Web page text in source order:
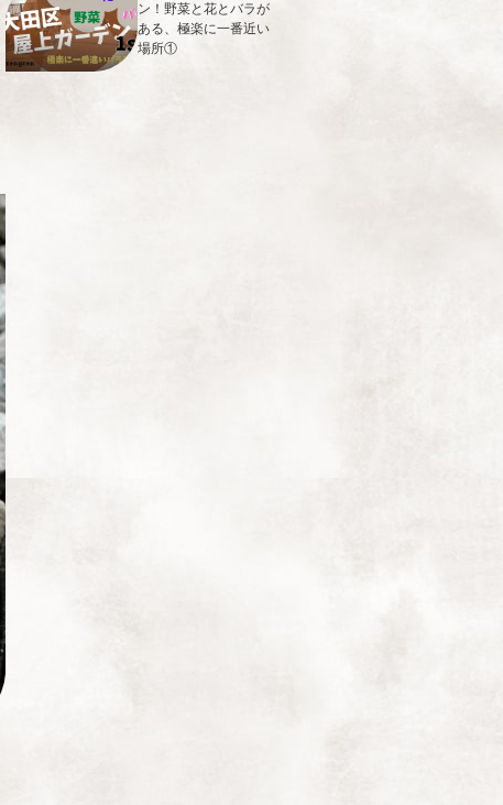
ン！野菜と花とバラが
ある、極楽に一番近い
場所①